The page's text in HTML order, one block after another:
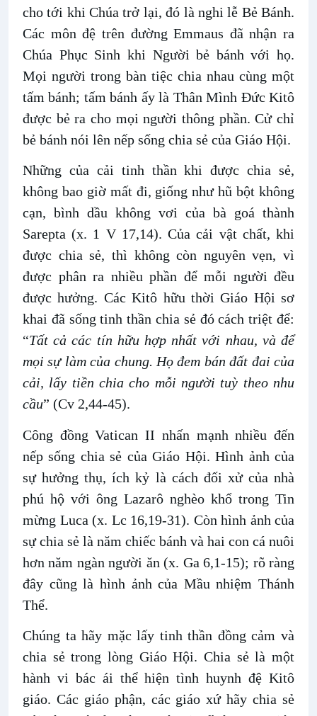
cho tới khi Chúa trở lại, đó là nghi lễ Bẻ Bánh.
Các môn đệ trên đường Emmaus đã nhận ra
Chúa Phục Sinh khi Người bẻ bánh với họ.
Mọi người trong bàn tiệc chia nhau cùng một
tấm bánh; tấm bánh ấy là Thân Mình Đức Kitô
được bẻ ra cho mọi người thông phần. Cử chỉ
bẻ bánh nói lên nếp sống chia sẻ của Giáo Hội.
Những của cải tinh thần khi được chia sẻ,
không bao giờ mất đi, giống như hũ bột không
cạn, bình dầu không vơi của bà goá thành
Sarepta (x. 1 V 17,14). Của cải vật chất, khi
được chia sẻ, thì không còn nguyên vẹn, vì
được phân ra nhiều phần để mỗi người đều
được hưởng. Các Kitô hữu thời Giáo Hội sơ
khai đã sống tinh thần chia sẻ đó cách triệt để:
“Tất cả các tín hữu hợp nhất với nhau, và để
mọi sự làm của chung. Họ đem bán đất đai của
cải, lấy tiền chia cho mỗi người tuỳ theo nhu
cầu” (Cv 2,44-45).
Công đồng Vatican II nhấn mạnh nhiều đến
nếp sống chia sẻ của Giáo Hội. Hình ảnh của
sự hưởng thụ, ích kỷ là cách đối xử của nhà
phú hộ với ông Lazarô nghèo khổ trong Tin
mừng Luca (x. Lc 16,19-31). Còn hình ảnh của
sự chia sẻ là năm chiếc bánh và hai con cá nuôi
hơn năm ngàn người ăn (x. Ga 6,1-15); rõ ràng
đây cũng là hình ảnh của Mầu nhiệm Thánh
Thể.
Chúng ta hãy mặc lấy tinh thần đồng cảm và
chia sẻ trong lòng Giáo Hội. Chia sẻ là một
hành vi bác ái thể hiện tình huynh đệ Kitô
giáo. Các giáo phận, các giáo xứ hãy chia sẻ